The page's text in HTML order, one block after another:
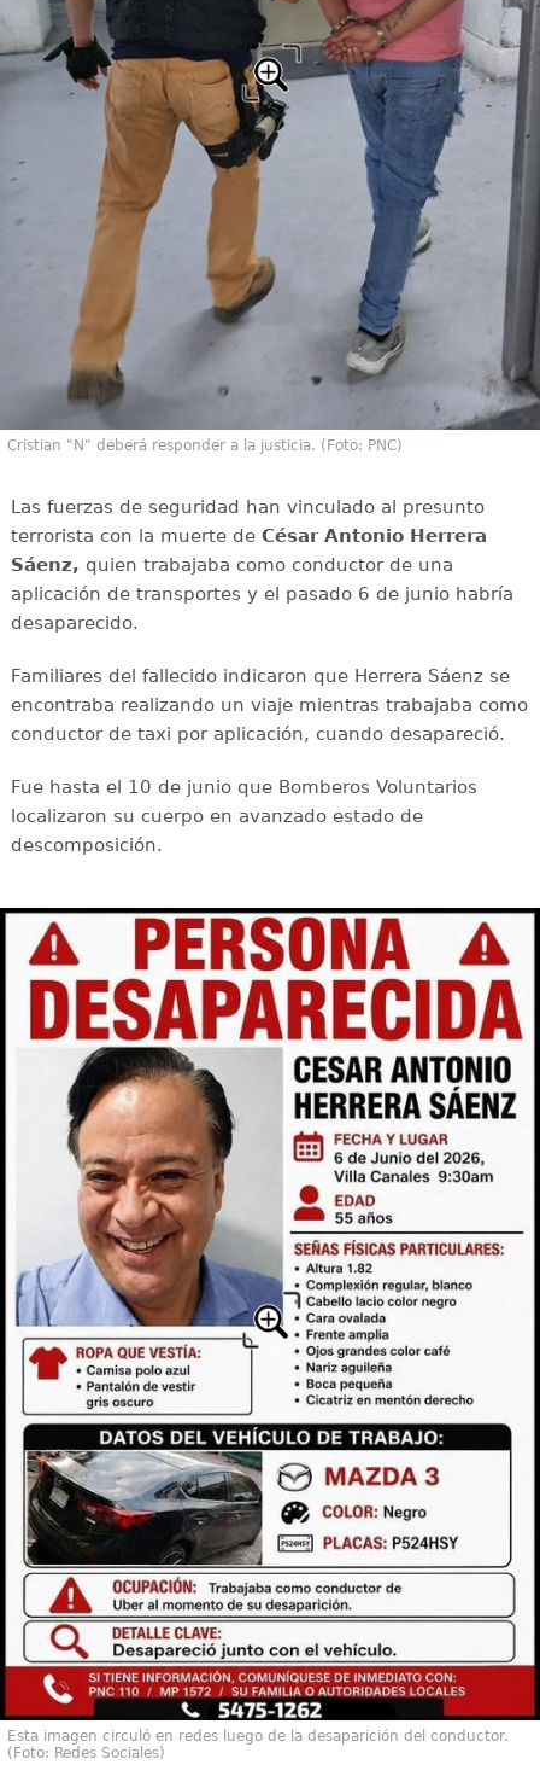
Cristian "N" deberá responder a la justicia. (Foto: PNC)
Las fuerzas de seguridad han vinculado al presunto
terrorista con la muerte de César Antonio Herrera
Sáenz, quien trabajaba como conductor de una
aplicación de transportes y el pasado 6 de junio habría
desaparecido.
Familiares del fallecido indicaron que Herrera Sáenz se
encontraba realizando un viaje mientras trabajaba como
conductor de taxi por aplicación, cuando desapareció.
Fue hasta el 10 de junio que Bomberos Voluntarios
localizaron su cuerpo en avanzado estado de
descomposición.
Esta imagen circuló en redes luego de la desaparición del conductor.
(Foto: Redes Sociales)